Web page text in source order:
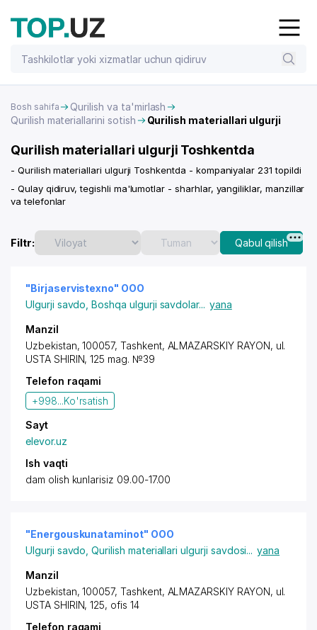
Bosh sahifa
Qurilish va ta'mirlash
Qurilish materiallarini sotish
Qurilish materiallari ulgurji
Qurilish materiallari ulgurji Toshkentda
- Qurilish materiallari ulgurji Toshkentda - kompaniyalar 231 topildi
- Qulay qidiruv, tegishli ma'lumotlar - sharhlar, yangiliklar, manzillar
va telefonlar
Filtr: Qabul qilish
"Birjaservistexno" OOO
Ulgurji savdo ,Boshqa ulgurji savdolar... yana
Manzil
Uzbekistan, 100057, Tashkent, ALMAZARSKIY RAYON, ul.
USTA SHIRIN, 125 mag. №39
Telefon raqami
+998...Ko'rsatish
Sayt
elevor.uz
Ish vaqti
dam olish kunlarisiz 09.00-17.00
"Energouskunataminot" OOO
Ulgurji savdo ,Qurilish materiallari ulgurji savdosi... yana
Manzil
Uzbekistan, 100057, Tashkent, ALMAZARSKIY RAYON, ul.
USTA SHIRIN, 125, ofis 14
Telefon raqami